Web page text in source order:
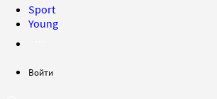
Sport
Young
Войти